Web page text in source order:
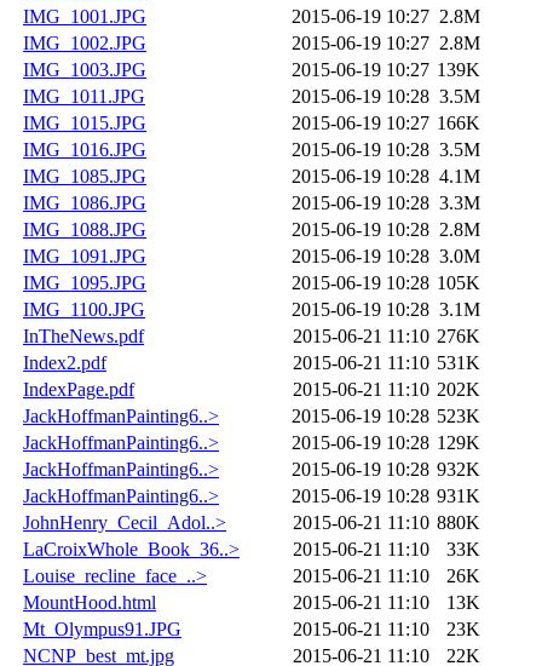
IMG_1001.JPG
2015-06-19 10:27 2.8M
IMG_1002.JPG
2015-06-19 10:27 2.8M
IMG_1003.JPG
2015-06-19 10:27 139K
IMG_1011.JPG
2015-06-19 10:28 3.5M
IMG_1015.JPG
2015-06-19 10:27 166K
IMG_1016.JPG
2015-06-19 10:28 3.5M
IMG_1085.JPG
2015-06-19 10:28 4.1M
IMG_1086.JPG
2015-06-19 10:28 3.3M
IMG_1088.JPG
2015-06-19 10:28 2.8M
IMG_1091.JPG
2015-06-19 10:28 3.0M
IMG_1095.JPG
2015-06-19 10:28 105K
IMG_1100.JPG
2015-06-19 10:28 3.1M
InTheNews.pdf
2015-06-21 11:10 276K
Index2.pdf
2015-06-21 11:10 531K
IndexPage.pdf
2015-06-21 11:10 202K
JackHoffmanPainting6..>
2015-06-19 10:28 523K
JackHoffmanPainting6..>
2015-06-19 10:28 129K
JackHoffmanPainting6..>
2015-06-19 10:28 932K
JackHoffmanPainting6..>
2015-06-19 10:28 931K
JohnHenry_Cecil_Adol..>
2015-06-21 11:10 880K
LaCroixWhole_Book_36..>
2015-06-21 11:10
33K
Louise_recline_face_..>
2015-06-21 11:10
26K
MountHood.html
2015-06-21 11:10
13K
Mt_Olympus91.JPG
2015-06-21 11:10
23K
NCNP_best_mt.jpg
2015-06-21 11:10
22K